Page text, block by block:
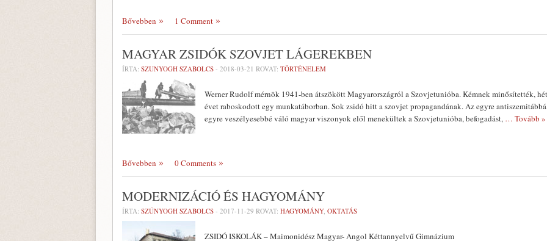
Bővebben 1 Comment
MAGYAR ZSIDÓK SZOVJET LÁGEREKBEN
ÍRTA: SZUNYOGH SZABOLCS - 2018-03-21 ROVAT: TÖRTÉNELEM
Werner Rudolf mérnök 1941-ben átszökött Magyarországról a Szovjetunióba. Kémnek minősítették, hét
évet raboskodott egy munkatáborban. Sok zsidó hitt a szovjet propagandának. Az egyre
egyre veszélyesebbé váló magyar viszonyok elől menekültek a Szovjetunióba, befogadást, … Tovább »
Bővebben 0 Comments
MODERNIZÁCIÓ ÉS HAGYOMÁNY
ÍRTA: SZÚNYOGH SZABOLCS - 2017-11-29 ROVAT: HAGYOMÁNY, OKTATÁS
ZSIDÓ ISKOLÁK – Maimonidész Magyar- Angol Kéttannyelvű Gimnázium